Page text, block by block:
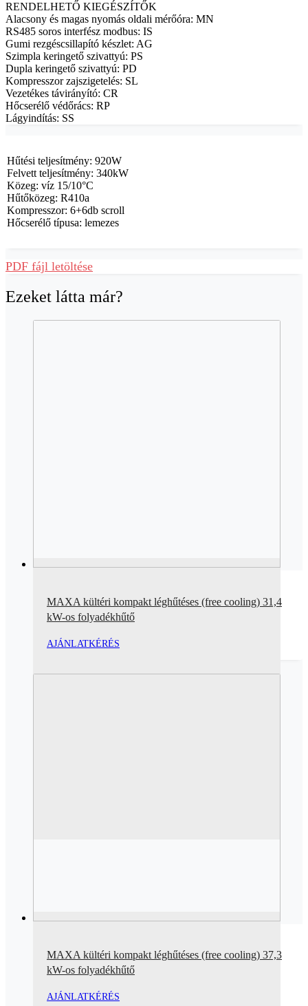
RENDELHETŐ KIEGÉSZÍTŐK
Alacsony és magas nyomás oldali mérőóra: MN
RS485 soros interfész modbus: IS
Gumi rezgéscsillapító készlet: AG
Szimpla keringető szivattyú: PS
Dupla keringető szivattyú: PD
Kompresszor zajszigetelés: SL
Vezetékes távirányító: CR
Hőcserélő védőrács: RP
Lágyindítás: SS
Hűtési teljesítmény: 920W
Felvett teljesítmény: 340kW
Közeg: víz 15/10°C
Hűtőközeg: R410a
Kompresszor: 6+6db scroll
Hőcserélő típusa: lemezes
PDF fájl letöltése
Ezeket látta már?
MAXA kültéri kompakt léghűtéses (free cooling) 31,4
kW-os folyadékhűtő
AJÁNLATKÉRÉS
MAXA kültéri kompakt léghűtéses (free cooling) 37,3
kW-os folyadékhűtő
AJÁNLATKÉRÉS